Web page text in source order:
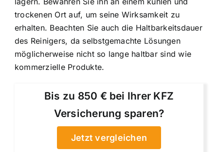
trockenen Ort auf, um seine Wirksamkeit zu
erhalten. Beachten Sie auch die Haltbarkeitsdauer
des Reinigers, da selbstgemachte Lösungen
möglicherweise nicht so lange haltbar sind wie
kommerzielle Produkte.
Bis zu 850 € bei Ihrer KFZ
Versicherung sparen?
Jetzt vergleichen